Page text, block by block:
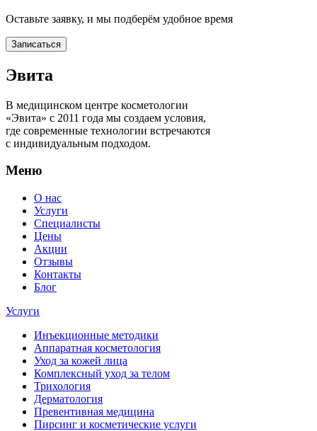
Оставьте заявку, и мы подберём удобное время
Записаться
Эвита
В медицинском центре косметологии
«Эвита» с 2011 года мы создаем условия,
где современные технологии встречаются
с индивидуальным подходом.
Меню
О нас
Услуги
Специалисты
Цены
Акции
Отзывы
Контакты
Блог
Услуги
Инъекционные методики
Аппаратная косметология
Уход за кожей лица
Комплексный уход за телом
Трихология
Дерматология
Превентивная медицина
Пирсинг и косметические услуги